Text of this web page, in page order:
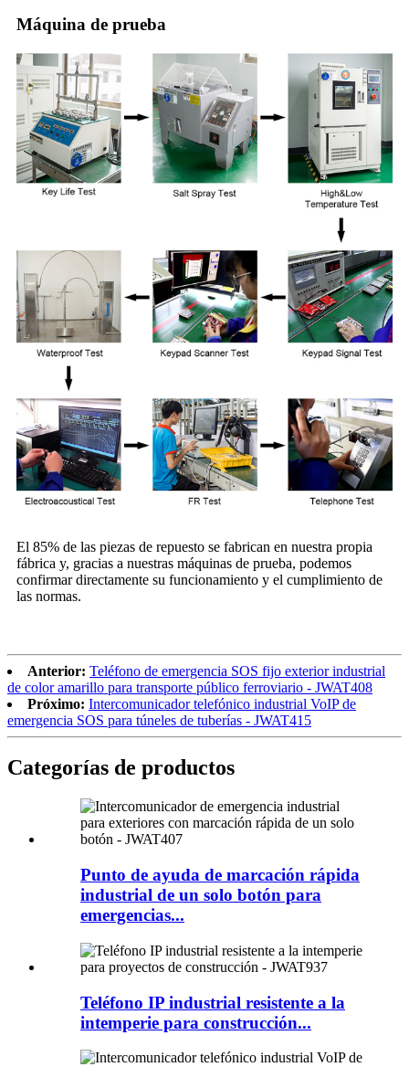
Máquina de prueba
El 85% de las piezas de repuesto se fabrican en nuestra propia
fábrica y, gracias a nuestras máquinas de prueba, podemos
confirmar directamente su funcionamiento y el cumplimiento de
las normas.
Anterior: Teléfono de emergencia SOS fijo exterior industrial
de color amarillo para transporte público ferroviario - JWAT408
Próximo: Intercomunicador telefónico industrial VoIP de
emergencia SOS para túneles de tuberías - JWAT415
Categorías de productos
Punto de ayuda de marcación rápida
industrial de un solo botón para
emergencias...
Teléfono IP industrial resistente a la
intemperie para construcción...